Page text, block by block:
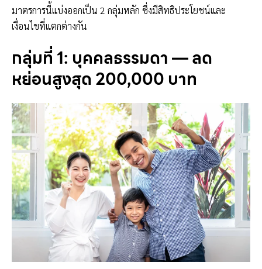
มาตรการนี้แบ่งออกเป็น 2 กลุ่มหลัก ซึ่งมีสิทธิประโยชน์และ
เงื่อนไขที่แตกต่างกัน
กลุ่มที่ 1: บุคคลธรรมดา — ลด
หย่อนสูงสุด 200,000 บาท